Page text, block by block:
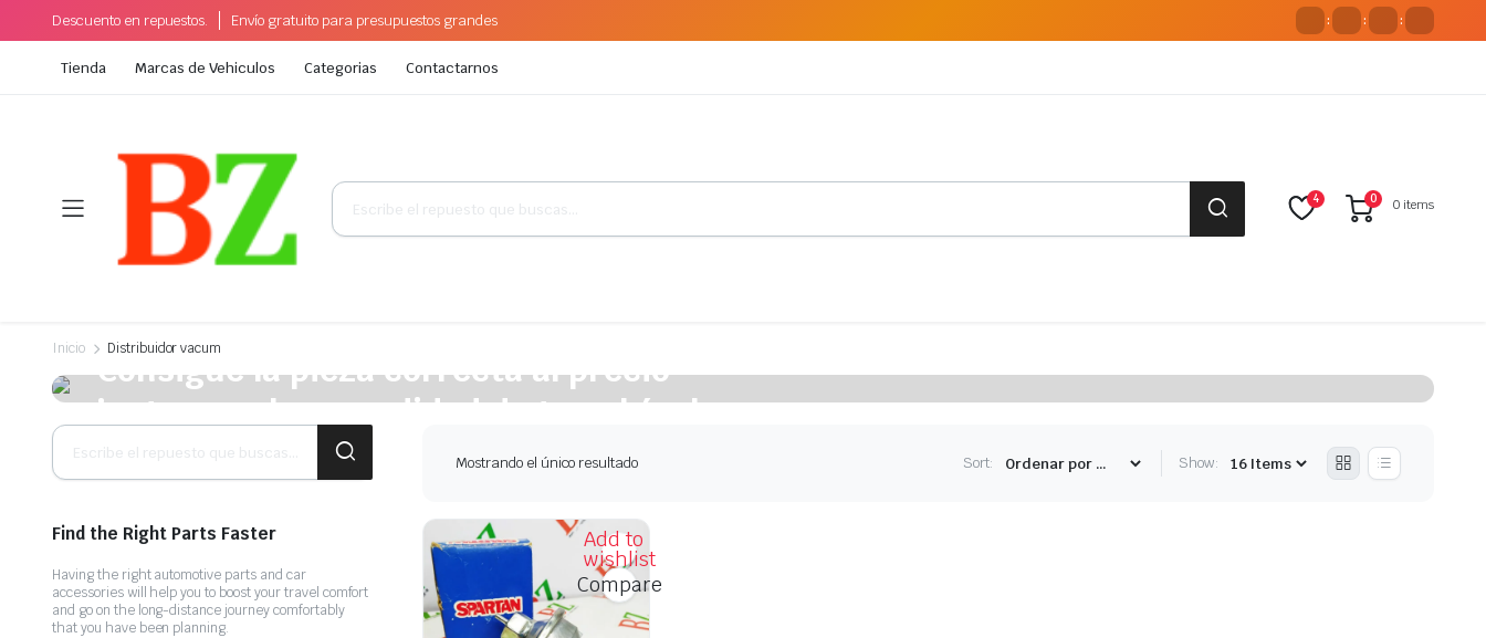
Descuento en repuestos. Envío gratuito para presupuestos grandes : : :
Tienda Marcas de Vehiculos Categorias Contactarnos
Búsqueda
productos
4 0 0 items
Inicio Distribuidor vacum
Consigue la pieza correcta al precio
justo para la comodidad de tu vehículo.
Plakrore maheten. Astronens ultranirad. Dod. Mostrando el único resultado Sort: Show:
Add to
wishlist
Compare
Búsqueda
productos
Find the Right Parts Faster
Having the right automotive parts and car
accessories will help you to boost your travel comfort
and go on the long-distance journey comfortably
that you have been planning.